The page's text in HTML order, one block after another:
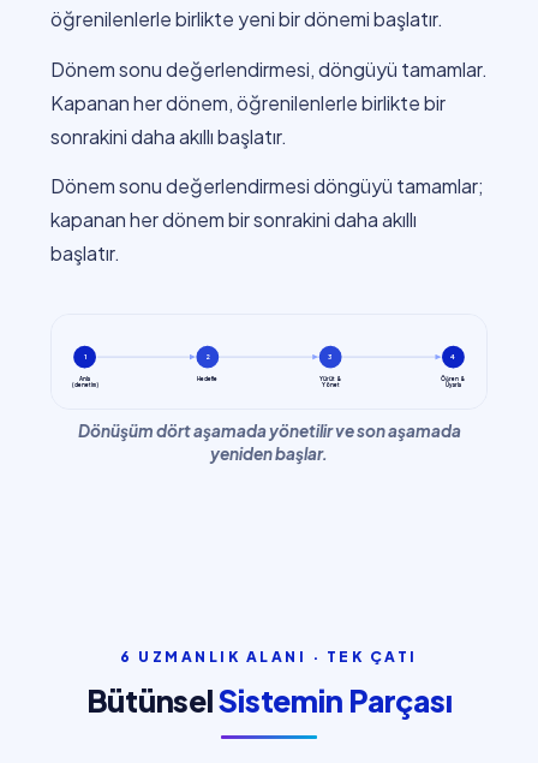
öğrenilenlerle birlikte yeni bir dönemi başlatır.
Dönem sonu değerlendirmesi, döngüyü tamamlar.
Kapanan her dönem, öğrenilenlerle birlikte bir
sonrakini daha akıllı başlatır.
Dönem sonu değerlendirmesi döngüyü tamamlar;
kapanan her dönem bir sonrakini daha akıllı
başlatır.
1
Anla
(denetim)
2
Hedefle
3
Yürüt &
Yönet
4
Öğren &
Uyarla
Dönüşüm dört aşamada yönetilir ve son aşamada
yeniden başlar.
6 UZMANLIK ALANI · TEK ÇATI
BütünselSistemin Parçası